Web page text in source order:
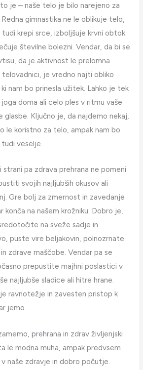
je – naše telo je bilo narejeno za
gimnastika ne le oblikuje telo,
krepi srce, izboljšuje krvni obtok
številne bolezni. Vendar, da bi se
da je aktivnost le prelomna
telovadnici, je vredno najti obliko
nam bo prinesla užitek. Lahko je tek
joga doma ali celo ples v ritmu vaše
glasbe. Ključno je, da najdemo nekaj,
le koristno za telo, ampak nam bo
veselje.
strani pa zdrava prehrana ne pomeni
svojih najljubših okusov ali
Gre bolj za zmernost in zavedanje
konča na našem krožniku. Dobro je,
na sveže sadje in
puste vire beljakovin, polnozrnate
zdrave maščobe. Vendar pa se
prepustite majhni poslastici v
najljubše sladice ali hitre hrane.
ravnotežje in zavesten pristop k
jemo.
prehrana in zdrav življenjski
le modna muha, ampak predvsem
v naše zdravje in dobro počutje.